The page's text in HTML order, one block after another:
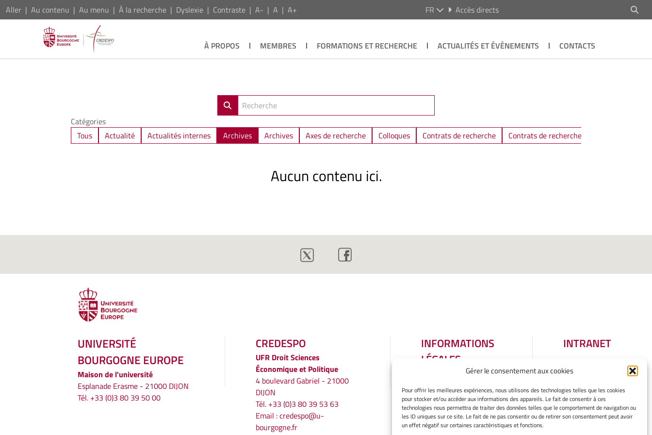
Gérer le consentement aux cookies
Pour offrir les meilleures expériences, nous utilisons des technologies telles que les cookies
pour stocker et/ou accéder aux informations des appareils. Le fait de consentir à ces
technologies nous permettra de traiter des données telles que le comportement de navigation ou
les ID uniques sur ce site. Le fait de ne pas consentir ou de retirer son consentement peut avoir
un effet négatif sur certaines caractéristiques et fonctions.
Aller Au contenu Au menu À la recherche Dyslexie Contraste A- A A+ FR Accès directs
À PROPOS MEMBRES FORMATIONS ET RECHERCHE ACTUALITÉS ET ÉVÈNEMENTS CONTACTS
Catégories
Tous
Actualité Actualités internes Archives Archives Axes de recherche Colloques Contrats de recherche Contrats de recherche - archives
Aucun contenu ici.
UNIVERSITÉ
BOURGOGNE EUROPE
Maison de l'université
Esplanade Erasme - 21000 DIJON
Tél. +33 (0)3 80 39 50 00
CREDESPO
UFR Droit Sciences
Économique et Politique
4 boulevard Gabriel - 21000
DIJON
Tél. +33 (0)3 80 39 53 63
Email :credespo@u-
bourgogne.fr
INFORMATIONS
LÉGALES
Mentions légales
Gérer mes cookies
Politique de cookies
Déclaration de
confidentialité
Avertissement
INTRANET